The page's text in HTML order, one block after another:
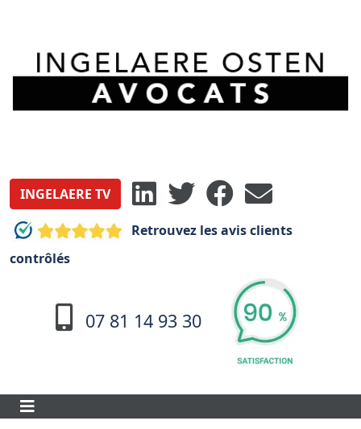
INGELAERE TV
Retrouvez les avis clients
contrôlés
07 81 14 93 30